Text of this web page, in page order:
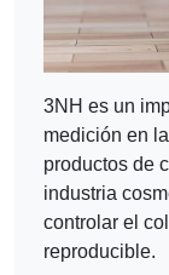
3NH es un
medición en
productos de
industria
controlar el
reproducible.